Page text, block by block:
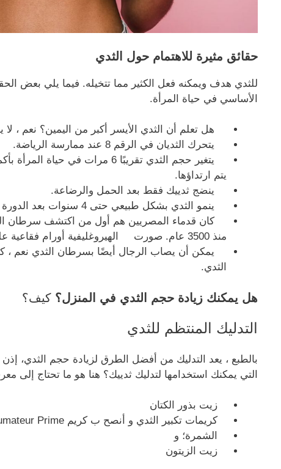
حقائق مثيرة للاهتمام حول الثدي
للثدي هدف ويمكنه فعل الكثير مما تتخيله. فيما يلي بعض
الأساسي في حياة المرأة.
هل تعلم أن الثدي الأيسر أكبر من اليمين؟ نعم ، لا
يتحرك الثديان في الرقم 8 عند ممارسة الرياضة.
يتغير حجم الثدي تقريبًا 6 مرات في
يتم ارتداؤها.
ينضج ثدييك فقط بعد الحمل والرضاعة.
ينمو الثدي بشكل طبيعي حتى 4 سنوات بعد الدورة الشهرية الأولى للمرأة.
كان قدماء المصريين هم أول من اكتشف سرطان
منذ 3500 عام. صورت الهيروغليفية أورام فقاعية على الثدي لا يمكن شفاؤها.
يمكن أن يصاب الرجال أيضًا بسرطان الثدي نعم
الثدي.
هل يمكنك زيادة حجم الثدي في المنزل؟ كيف؟
التدليك المنتظم للثدي
بالطبع ، يعد التدليك من أفضل الطرق لزيادة حجم الثدي،
التي يمكنك استخدامها لتدليك ثدييك؟ هنا هو ما تحتاج إلى
زيت بذور الكتان
كريمات تكبير الثدي و أنصح ب كريم Volumateur Prime
الشمرة؛ و
زيت الزيتون